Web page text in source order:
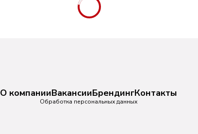
О компанииВакансииБрендингКонтакты
Обработка персональных данных